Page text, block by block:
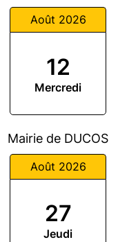
Août 2026
12
Mercredi
Mairie de DUCOS
Août 2026
27
Jeudi